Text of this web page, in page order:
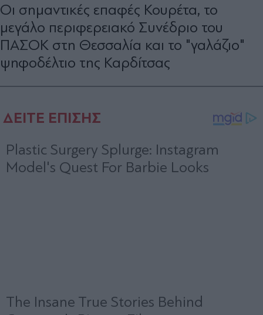
Οι σημαντικές επαφές Κουρέτα, το
µεγάλο περιφερειακό Συνέδριο του
ΠΑΣΟΚ στη Θεσσαλία και το "γαλάζιο"
ψηφοδέλτιο της Καρδίτσας